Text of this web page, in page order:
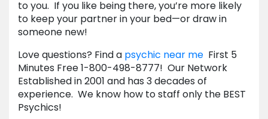
to you. If you like being there, you’re more likely
to keep your partner in your bed—or draw in
someone new!
Love questions? Find a psychic near me First 5
Minutes Free 1-800-498-8777! Our Network
Established in 2001 and has 3 decades of
experience. We know how to staff only the BEST
Psychics!